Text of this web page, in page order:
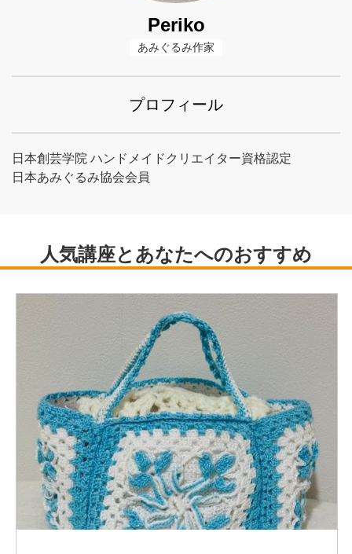
Periko
あみぐるみ作家
プロフィール
日本創芸学院 ハンドメイドクリエイター資格認定
日本あみぐるみ協会会員